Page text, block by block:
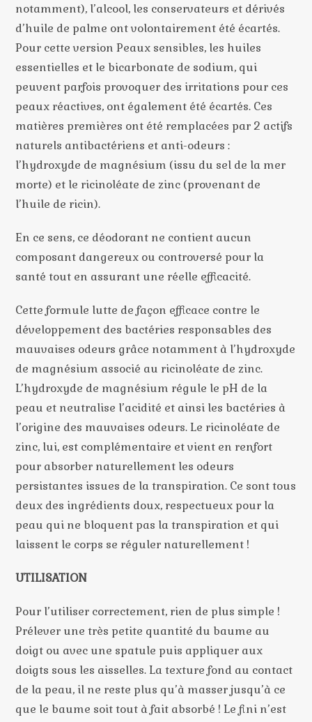
notamment), l’alcool, les conservateurs et dérivés
d’huile de palme ont volontairement été écartés.
Pour cette version Peaux sensibles, les huiles
essentielles et le bicarbonate de sodium, qui
peuvent parfois provoquer des irritations pour ces
peaux réactives, ont également été écartés. Ces
matières premières ont été remplacées par 2 actifs
naturels antibactériens et anti-odeurs :
l’hydroxyde de magnésium (issu du sel de la mer
morte) et le ricinoléate de zinc (provenant de
l’huile de ricin).
En ce sens, ce déodorant ne contient aucun
composant dangereux ou controversé pour la
santé tout en assurant une réelle efficacité.
Cette formule lutte de façon efficace contre le
développement des bactéries responsables des
mauvaises odeurs grâce notamment à l’hydroxyde
de magnésium associé au ricinoléate de zinc.
L’hydroxyde de magnésium régule le pH de la
peau et neutralise l’acidité et ainsi les bactéries à
l’origine des mauvaises odeurs. Le ricinoléate de
zinc, lui, est complémentaire et vient en renfort
pour absorber naturellement les odeurs
persistantes issues de la transpiration. Ce sont tous
deux des ingrédients doux, respectueux pour la
peau qui ne bloquent pas la transpiration et qui
laissent le corps se réguler naturellement !
UTILISATION
Pour l’utiliser correctement, rien de plus simple !
Prélever une très petite quantité du baume au
doigt ou avec une spatule puis appliquer aux
doigts sous les aisselles. La texture fond au contact
de la peau, il ne reste plus qu’à masser jusqu’à ce
que le baume soit tout à fait absorbé ! Le fini n’est